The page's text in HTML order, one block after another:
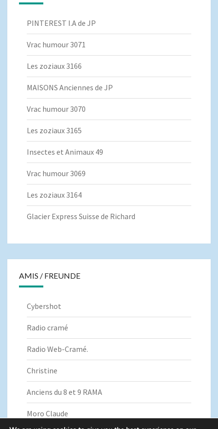
PINTEREST I.A de JP
Vrac humour 3071
Les zoziaux 3166
MAISONS Anciennes de JP
Vrac humour 3070
Les zoziaux 3165
Insectes et Animaux 49
Vrac humour 3069
Les zoziaux 3164
Glacier Express Suisse de Richard
AMIS / FREUNDE
Cybershot
Radio cramé
Radio Web-Cramé.
Christine
Anciens du 8 et 9 RAMA
Moro Claude